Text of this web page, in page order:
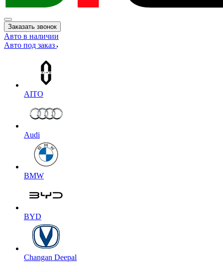
Заказать звонок
Авто в наличии
Авто под заказ
AITO
Audi
BMW
BYD
Changan Deepal